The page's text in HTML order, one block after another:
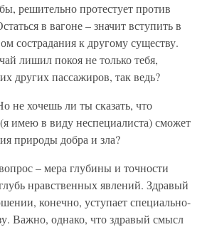
решительно протестует против
в вагоне – значит вступить в
сострадания к другому существу.
лишил покоя не только тебя,
других пассажиров, так ведь?
не хочешь ли ты сказать, что
имею в виду неспециалиста) сможет
природы добра и зла?
– мера глубины и точности
нравственных явлений. Здравый
конечно, уступает специально-
Важно, однако, что здравый смысл